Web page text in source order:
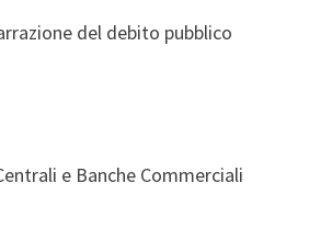
del debito pubblico
e Banche Commerciali